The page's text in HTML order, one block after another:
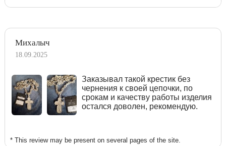
Михалыч
18.09.2025
Заказывал такой крестик без
чернения к своей цепочки, по
срокам и качеству работы изделия
остался доволен, рекомендую.
* This review may be present on several pages of the site.